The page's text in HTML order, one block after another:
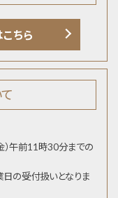
ちら
）午前11時30分までの
の受付扱いとなりま